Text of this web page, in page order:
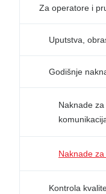
Za operatore i
Uputstva,
Godišnje
Naknade
Naknade
Kontrola